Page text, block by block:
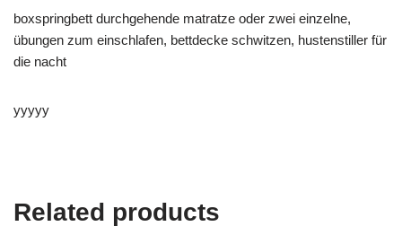
boxspringbett durchgehende matratze oder zwei einzelne,
übungen zum einschlafen, bettdecke schwitzen, hustenstiller für
die nacht
yyyyy
Related products